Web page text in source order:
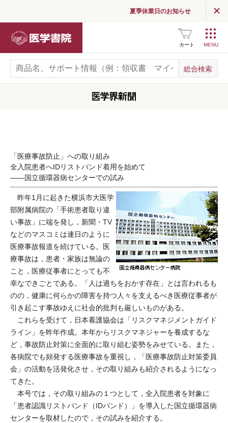
夏季休業日のお知らせ
カート
「医療事故防止」への取り組み
全入院患者へIDリストバンド着用を始めて
――国立循環器病センターでの試み
昨年1月に起きた横浜市大医学
部附属病院の「手術患者取り違
い事故」に端を発し，新聞・TV
などのマスコミは連日のように
医療事故報道を続けている。医
療事故は，患者・家族は無論の
こと，医療従事者にとっても不
幸なできごとである。「人は過ちをおかす存在」とは言われるも
のの，健康に何らかの障害を持つ人々を支えるべき医療従事者が
引き起こす事故ゆえに社会的批判も厳しいものがある。
これらを受けて，日本看護協会は「リスクマネジメントガイド
ライン」を昨年作成。本年からリスクマネジャーを養成するな
ど，事故防止対策に全面的に取り組む姿勢をみせている。また，
各病院でも頻発する医療事故を重視し，「医療事故防止対策委員
会」の活動を活発化させ，その取り組みも紹介されるようになっ
てきた。
本号では，その取り組みの１つとして，全入院患者を対象に
「患者認識リストバンド（IDバンド）」を導入した国立循環器病
センターを取材したので，その試みを紹介する。